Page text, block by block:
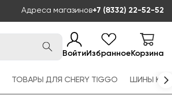
Адреса магазинов+7 (8332) 22-52-52
ВойтиИзбранноеКорзина
ТОВАРЫ ДЛЯ CHERY TIGGO ШИНЫ